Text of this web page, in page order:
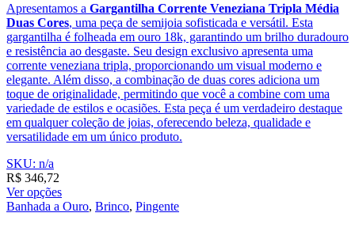
Apresentamos a Gargantilha Corrente Veneziana Tripla Média
Duas Cores, uma peça de semijoia sofisticada e versátil. Esta
gargantilha é folheada em ouro 18k, garantindo um brilho duradouro
e resistência ao desgaste. Seu design exclusivo apresenta uma
corrente veneziana tripla, proporcionando um visual moderno e
elegante. Além disso, a combinação de duas cores adiciona um
toque de originalidade, permitindo que você a combine com uma
variedade de estilos e ocasiões. Esta peça é um verdadeiro destaque
em qualquer coleção de joias, oferecendo beleza, qualidade e
versatilidade em um único produto.
SKU: n/a
R$ 346,72
Ver opções
Banhada a Ouro, Brinco, Pingente